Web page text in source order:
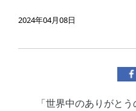
2024年04月08日
「世界中のありがと